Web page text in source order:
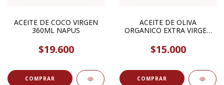
ACEITE DE COCO VIRGEN
360ML NAPUS
$19.600
ACEITE DE OLIVA
ORGANICO EXTRA VIRGEN
$15.000